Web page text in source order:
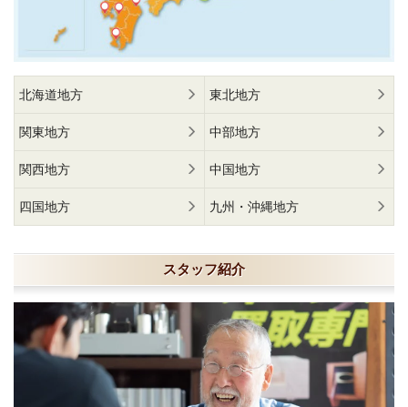
北海道地方 東北地方
関東地方 中部地方
関西地方 中国地方
四国地方 九州・沖縄地方
スタッフ紹介